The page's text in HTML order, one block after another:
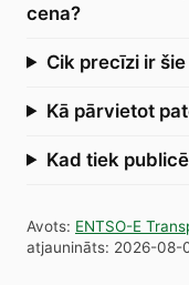
cena?
Cik precīzi ir
Kā pārvietot
Kad tiek
Avots: ENTSO-E
atjaunināts: 2026-08-